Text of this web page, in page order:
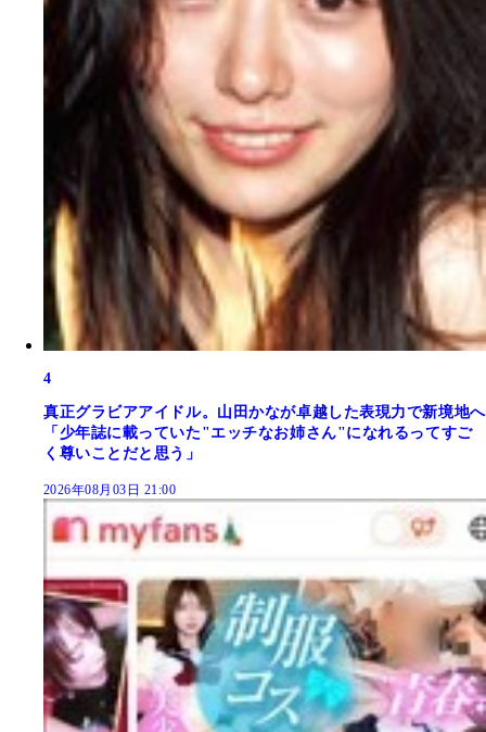
4
真正グラビアアイドル。山田かなが卓越した表現力で新境地へ
「少年誌に載っていた"エッチなお姉さん"になれるってすご
く尊いことだと思う」
2026年08月03日 21:00